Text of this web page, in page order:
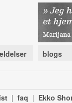
blogs
| faq | Ekko